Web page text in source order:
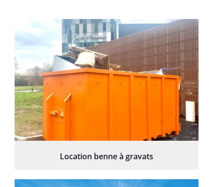
Location benne à gravats